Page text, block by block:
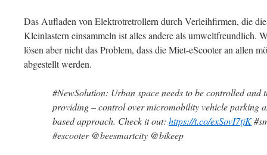
Das Aufladen von Elektrotretrollern durch Verleihfirmen, die
Kleinlastern einsammeln ist alles andere als umweltfreundlich.
lösen aber nicht das Problem, dass die Miet-eScooter an allen
abgestellt werden.
#NewSolution: Urban space needs to be controlled and
providing – control over micromobility vehicle parking
based approach. Check it out: https://t.co/exSovI7tjK
#escooter @beesmartcity @bikeep